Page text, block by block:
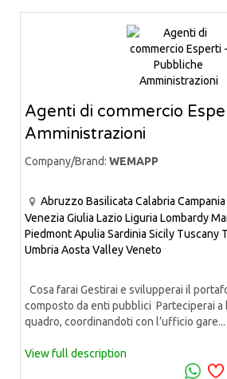
Agenti di commercio
Amministrazioni
Company/Brand: WEMAPP
Abruzzo Basilicata Calabria Campania
Venezia Giulia Lazio Liguria Lombardy
PiedmontApulia Sardinia Sicily Tuscany
Umbria Aosta ValleyVeneto
Cosa farai Gestirai e svilupperai il
composto da enti pubblici Parteciperai a
quadro, coordinandoti con l’ufficio gare...
View full description